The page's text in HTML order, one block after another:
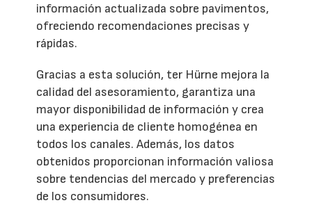
información actualizada sobre pavimentos,
ofreciendo recomendaciones precisas y
rápidas.
Gracias a esta solución, ter Hürne mejora la
calidad del asesoramiento, garantiza una
mayor disponibilidad de información y crea
una experiencia de cliente homogénea en
todos los canales. Además, los datos
obtenidos proporcionan información valiosa
sobre tendencias del mercado y preferencias
de los consumidores.